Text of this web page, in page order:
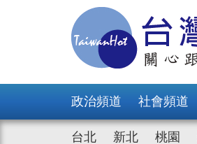
政治頻道 社會頻道
台北 新北 桃園